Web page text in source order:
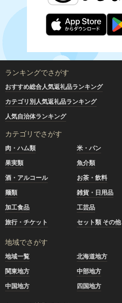
ランキングでさがす
おすすめ総合人気返礼品ランキング
カテゴリ別人気返礼品ランキング
人気自治体ランキング
カテゴリでさがす
肉・ハム類 米・パン
果実類
魚介類
酒・アルコール
お茶・飲料
麺類
雑貨・日用品
加工食品
工芸品
旅行・チケット
セット類 その他
地域でさがす
地域一覧 北海道地方
関東地方
中部地方
中国地方
四国地方